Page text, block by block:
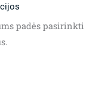
padės pasirinkti